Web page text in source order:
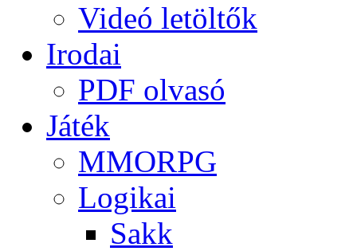
Videó letöltők
Irodai
PDF olvasó
Játék
MMORPG
Logikai
Sakk